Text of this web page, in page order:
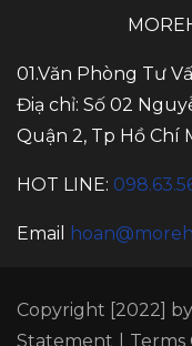
01.Văn Phòng Tư
Điạ chỉ: Số 02
Quận 2, Tp Hồ Chí
HOT LINE:
Email
Copyright [2022]
Statement
Terms